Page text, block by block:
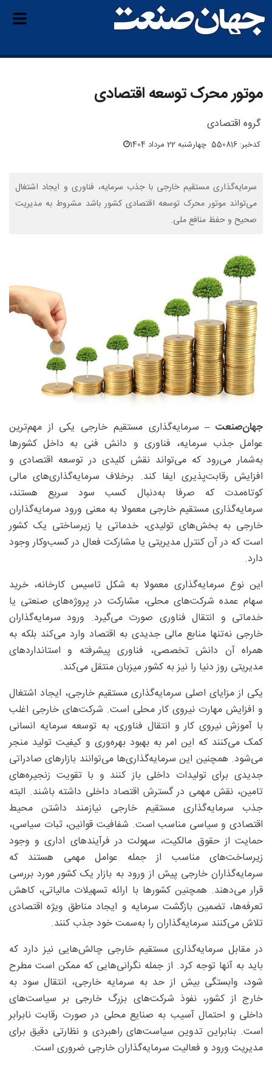
موتور محرک توسعه اقتصادی
گروه اقتصادی
کدخبر: 550816 چهارشنبه 22 مرداد 1404
سرمایه‌گذاری مستقیم خارجی با جذب سرمایه، فناوری و ایجاد اشتغال
می‌تواند موتور محرک توسعه اقتصادی کشور باشد مشروط به مدیریت
صحیح و حفظ منافع ملی.
جهان‌صنعت –سرمایه‌گذاری مستقیم خارجی یکی از مهم‌ترین
عوامل جذب سرمایه، فناوری و دانش فنی به داخل کشورها
به‌شمار می‌رود که می‌تواند نقش کلیدی در توسعه اقتصادی و
افزایش رقابت‌پذیری ایفا کند. برخلاف سرمایه‌گذاری‌های مالی
کوتاه‌مدت که صرفا به‌دنبال کسب سود سریع هستند،
سرمایه‌گذاری مستقیم خارجی معمولا به معنی ورود سرمایه‌گذاران
خارجی به بخش‌های تولیدی، خدماتی یا زیرساختی یک کشور
است که در آن کنترل مدیریتی یا مشارکت فعال در کسب‌وکار وجود
دارد.
این نوع سرمایه‌گذاری معمولا به شکل تاسیس کارخانه، خرید
سهام عمده شرکت‌های محلی، مشارکت در پروژه‌های صنعتی یا
خدماتی و انتقال فناوری صورت می‌گیرد. ورود سرمایه‌گذاران
خارجی نه‌تنها منابع مالی جدیدی به اقتصاد وارد می‌کند بلکه به
همراه آن دانش تخصصی، فناوری پیشرفته و استانداردهای
مدیریتی روز دنیا را نیز به کشور میزبان منتقل می‌کند.
یکی از مزایای اصلی سرمایه‌گذاری مستقیم خارجی، ایجاد اشتغال
و افزایش مهارت نیروی کار محلی است. شرکت‌های خارجی اغلب
با آموزش نیروی کار و انتقال فناوری، به توسعه سرمایه انسانی
کمک می‌کنند که این امر به بهبود بهره‌وری و کیفیت تولید منجر
می‌شود. همچنین این سرمایه‌گذاری‌ها می‌توانند بازارهای صادراتی
جدیدی برای تولیدات داخلی باز کنند و با تقویت زنجیره‌های
تامین، نقش مهمی در گسترش اقتصاد داخلی داشته باشند. البته
جذب سرمایه‌گذاری مستقیم خارجی نیازمند داشتن محیط
اقتصادی و سیاسی مناسب است. شفافیت قوانین، ثبات سیاسی،
حمایت از حقوق مالکیت، سهولت در فرآیندهای اداری و وجود
زیرساخت‌های مناسب از جمله عوامل مهمی هستند که
سرمایه‌گذاران خارجی پیش از ورود به بازار یک کشور مورد بررسی
قرار می‌دهند. همچنین کشورها با ارائه تسهیلات مالیاتی، کاهش
تعرفه‌ها، تضمین بازگشت سرمایه و ایجاد مناطق ویژه اقتصادی
تلاش می‌کنند سرمایه‌گذاران را به‌سمت خود جذب کنند.
در مقابل سرمایه‌گذاری مستقیم خارجی چالش‌هایی نیز دارد که
باید به آنها توجه کرد. از جمله نگرانی‌هایی که ممکن است مطرح
شود، وابستگی بیش از حد به سرمایه خارجی، انتقال سود به
خارج از کشور، نفوذ شرکت‌های بزرگ خارجی بر سیاست‌های
داخلی و احتمال آسیب به صنایع محلی در صورت رقابت نابرابر
است. بنابراین تدوین سیاست‌های راهبردی و نظارتی دقیق برای
مدیریت ورود و فعالیت سرمایه‌گذاران خارجی ضروری است.